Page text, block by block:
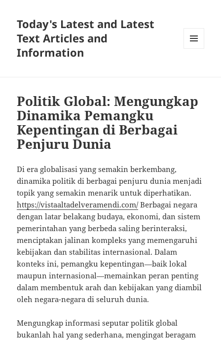
Today's Latest and Latest
Text Articles and
Information
Politik Global: Mengungkap
Dinamika Pemangku
Kepentingan di Berbagai
Penjuru Dunia
Di era globalisasi yang semakin berkembang,
dinamika politik di berbagai penjuru dunia menjadi
topik yang semakin menarik untuk diperhatikan.
https://vistaaltadelveramendi.com/Berbagai negara
dengan latar belakang budaya, ekonomi, dan sistem
pemerintahan yang berbeda saling berinteraksi,
menciptakan jalinan kompleks yang memengaruhi
kebijakan dan stabilitas internasional. Dalam
konteks ini, pemangku kepentingan—baik lokal
maupun internasional—memainkan peran penting
dalam membentuk arah dan kebijakan yang diambil
oleh negara-negara di seluruh dunia.
Mengungkap informasi seputar politik global
bukanlah hal yang sederhana, mengingat beragam